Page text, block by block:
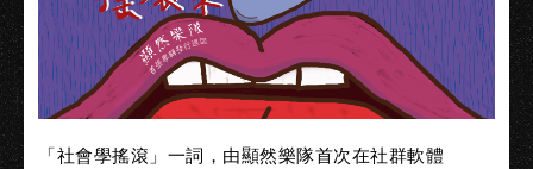
「社會學搖滾」一詞，由顯然樂隊首次在社群軟體